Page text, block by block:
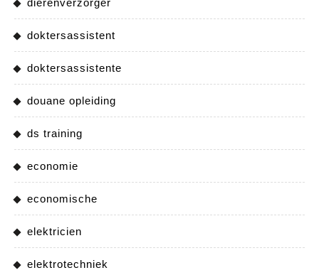
doktersassistent
doktersassistente
douane opleiding
ds training
economie
economische
elektricien
elektrotechniek